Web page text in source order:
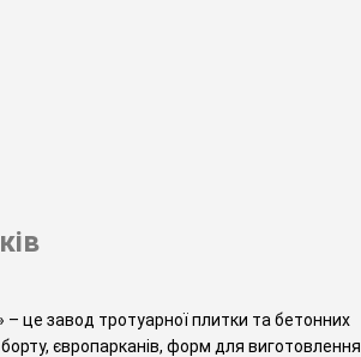
– це завод тротуарної плитки та бетонних
європарканів, форм для виготовлення